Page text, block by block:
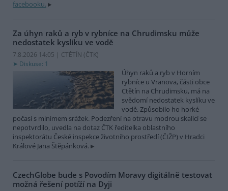
facebooku.
Za úhyn raků a ryb v rybníce na Chrudimsku může
nedostatek kyslíku ve vodě
7.8.2026 14:05 | CTĚTÍN (ČTK)
Diskuse: 1
Úhyn raků a ryb v Horním
rybníce u Vranova, části obce
Ctětín na Chrudimsku, má na
svědomí nedostatek kyslíku ve
vodě. Způsobilo ho horké
počasí s minimem srážek. Podezření na otravu modrou skalicí se
nepotvrdilo, uvedla na dotaz ČTK ředitelka oblastního
inspektorátu České inspekce životního prostředí (ČIŽP) v Hradci
Králové Jana Štěpánková.
CzechGlobe bude s Povodím Moravy digitálně testovat
možná řešení potíží na Dyji